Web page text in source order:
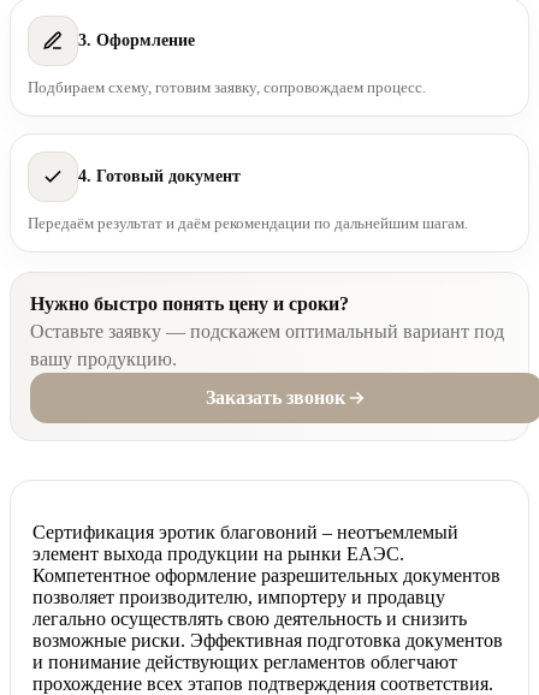
3. Оформление
Подбираем схему, готовим заявку, сопровождаем процесс.
4. Готовый документ
Передаём результат и даём рекомендации по дальнейшим шагам.
Нужно быстро понять цену и сроки?
Оставьте заявку — подскажем оптимальный вариант под
вашу продукцию.
Заказать звонок
Сертификация эротик благовоний – неотъемлемый
элемент выхода продукции на рынки ЕАЭС.
Компетентное оформление разрешительных документов
позволяет производителю, импортеру и продавцу
легально осуществлять свою деятельность и снизить
возможные риски. Эффективная подготовка документов
и понимание действующих регламентов облегчают
прохождение всех этапов подтверждения соответствия.